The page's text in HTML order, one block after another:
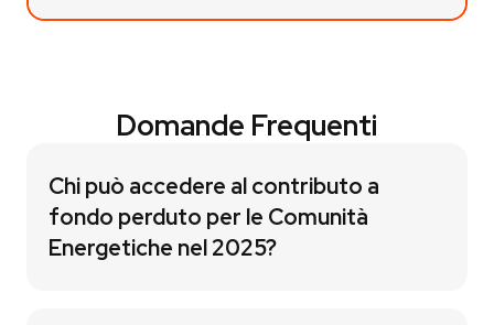
Domande Frequenti
Chi può accedere al contributo a
fondo perduto per le Comunità
Energetiche nel 2025?